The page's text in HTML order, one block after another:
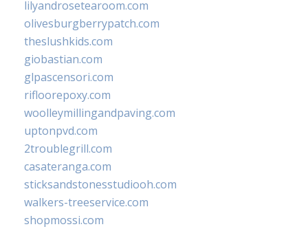
lilyandrosetearoom.com
olivesburgberrypatch.com
theslushkids.com
giobastian.com
glpascensori.com
rifloorepoxy.com
woolleymillingandpaving.com
uptonpvd.com
2troublegrill.com
casateranga.com
sticksandstonesstudiooh.com
walkers-treeservice.com
shopmossi.com